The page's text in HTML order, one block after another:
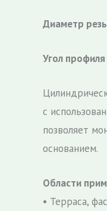
Диаметр
Угол
с
позволяет
основанием.
Области
• Терраса,